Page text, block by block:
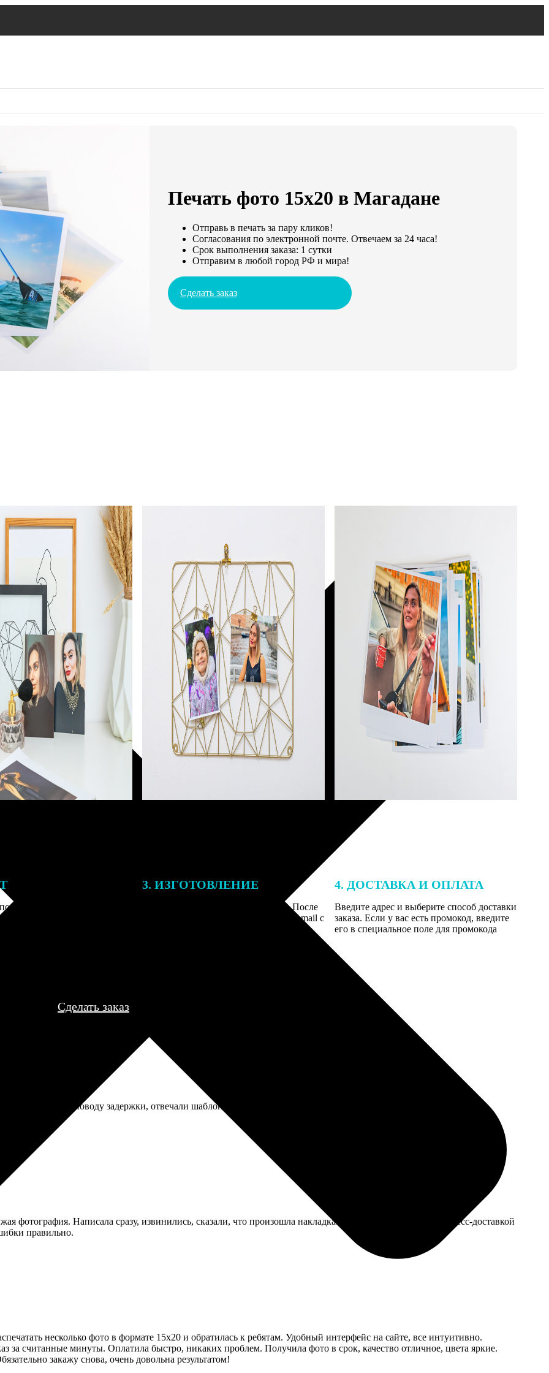
Печать фото 15х20 в Магадане
Отправь в печать за пару кликов!
Согласования по электронной почте. Отвечаем за 24 часа!
Срок выполнения заказа: 1 сутки
Отправим в любой город РФ и мира!
Сделать заказ
заказа к печати
могут связаться с Вами
телефону или email для
деталей.
3. ИЗГОТОВЛЕНИЕ
Оплатите заказ банковской картой. После
оплаты получите подтверждение на email с
описанием заказа. Когда отправим заказ
4. ДОСТАВКА И ОПЛАТА
Введите адрес и выберите способ доставки
заказа. Если у вас есть промокод, введите
его в специальное поле для промокода
Сделать заказ
в поддержку по поводу задержки, отвечали шаблонными фразами. Впрочем, проблему решили, скидку дали на
фотография. Написала сразу, извинились, сказали, что произошла накладка. Отправили мой заказ экспресс-доставкой
правильно.
несколько фото в формате 15х20 и обратилась к ребятам. Удобный интерфейс на сайте, все интуитивно.
за считанные минуты. Оплатила быстро, никаких проблем. Получила фото в срок, качество отличное, цвета яркие.
закажу снова, очень довольна результатом!